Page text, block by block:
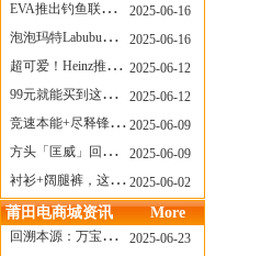
EVA推出钓鱼联名套装，初号机也能当“假饵”？
2025-06-16
泡泡玛特Labubu新品发售上演“拳王争霸”......
2025-06-16
超可爱！Heinz推出星之卡比合作款番茄酱！
2025-06-12
99元就能买到这样颜值的太阳镜？优衣库夏季墨镜系列
2025-06-12
竞速本能+尽释锋芒——罗杰杜彼Roger+Dubuis王者竞速系列飞返计时码表燃擎赛道
2025-06-09
方头「匡威」回归！日系简约里的小心思
2025-06-09
衬衫+阔腿裤，这样穿美出新高度！
2025-06-02
莆田电商城资讯 More
回溯本源：万宝龙推出明星系列都市灰腕表新作
2025-06-23